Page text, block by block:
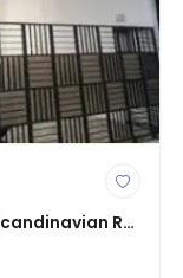
Rp